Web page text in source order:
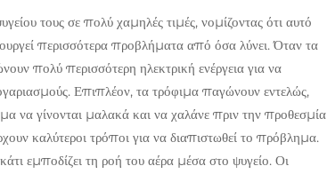
τους σε πολύ χαμηλές τιμές, νομίζοντας ότι αυτό
περισσότερα προβλήματα από όσα λύνει. Όταν τα
πολύ περισσότερη ηλεκτρική ενέργεια για να
Επιπλέον, τα τρόφιμα παγώνουν εντελώς,
να γίνονται μαλακά και να χαλάνε πριν την προθεσμία
καλύτεροι τρόποι για να διαπιστωθεί το πρόβλημα.
εμποδίζει τη ροή του αέρα μέσα στο ψυγείο. Οι